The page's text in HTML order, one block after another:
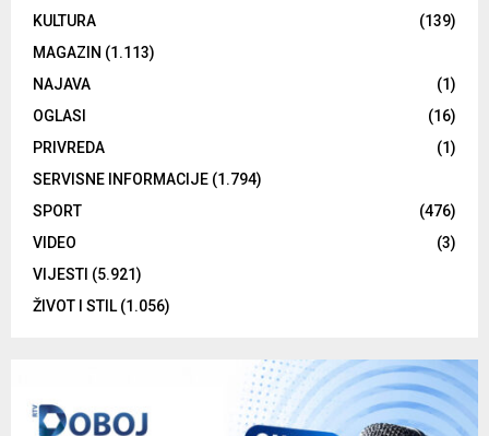
KULTURA
(139)
MAGAZIN (1.113)
NAJAVA
(1)
OGLASI
(16)
PRIVREDA
(1)
SERVISNE INFORMACIJE (1.794)
SPORT
(476)
VIDEO
(3)
VIJESTI (5.921)
ŽIVOT I STIL(1.056)